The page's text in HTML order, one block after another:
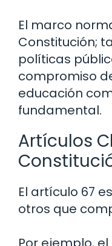
El marco
Constitución;
políticas
compromiso
educación
fundamental.
Artículos
El artículo 67
otros que